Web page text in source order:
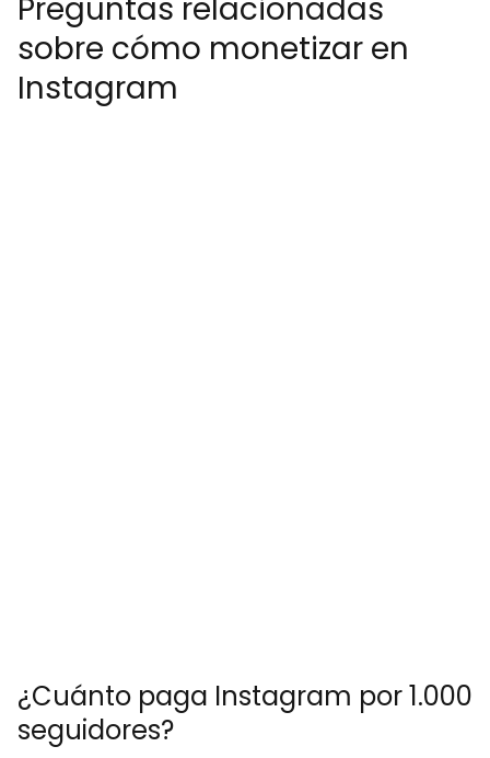
Preguntas relacionadas
sobre cómo monetizar en
Instagram
¿Cuánto paga Instagram por 1.000
seguidores?